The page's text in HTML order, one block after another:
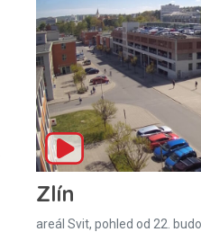
Zlín
areál Svit, pohled od 22.